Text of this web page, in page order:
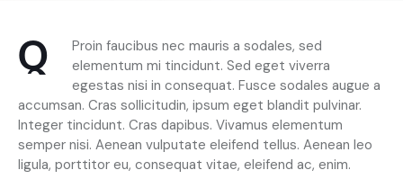
Q
Proin faucibus nec mauris a sodales, sed
elementum mi tincidunt. Sed eget viverra
egestas nisi in consequat. Fusce sodales augue a
accumsan. Cras sollicitudin, ipsum eget blandit pulvinar.
Integer tincidunt. Cras dapibus. Vivamus elementum
semper nisi. Aenean vulputate eleifend tellus. Aenean leo
ligula, porttitor eu, consequat vitae, eleifend ac, enim.